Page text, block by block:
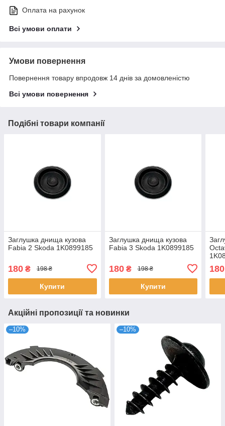
Оплата на рахунок
Всі умови оплати
Умови повернення
Повернення товару впродовж 14 днів за домовленістю
Всі умови повернення
Подібні товари компанії
Заглушка днища кузова
Fabia 2 Skoda 1K0899185
180 ₴ 198 ₴
Купити
Заглушка днища кузова
Fabia 3 Skoda 1K0899185
180₴ 198 ₴
Купити
180
Акційні пропозиції та новинки
–10% –10%